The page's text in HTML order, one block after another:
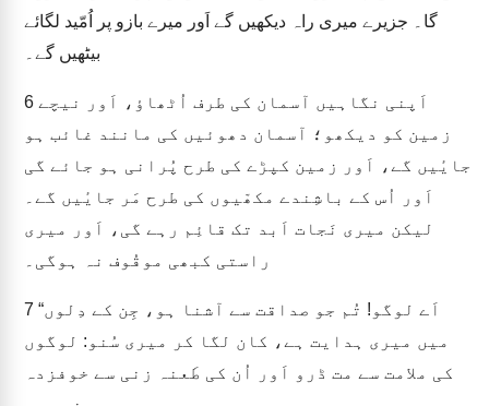
گا۔ جزیرے میری راہ دیکھیں گے اَور میرے بازو پر اُمّید لگائے
بیٹھیں گے۔
6
زمین کو دیکھو؛ آسمان دھوئیں کی مانند غائب ہو
جایٔیں گے، اَور زمین کپڑے کی طرح پُرانی ہو جائے گی
اَور اُس کے باشِندے مکھّیوں کی طرح مَر جایٔیں گے۔
لیکن میری نَجات اَبد تک قائِم رہے گی، اَور میری
راستی کبھی موقُوف نہ ہوگی۔
7 “اَے لوگو! تُم جو صداقت سے آشنا ہو، جِن کے دِلوں
میں میری ہدایت ہے، کان لگا کر میری سُنو: لوگوں
کی ملامت سے مت ڈرو اَور اُن کی طَعنہ زنی سے خوفزدہ